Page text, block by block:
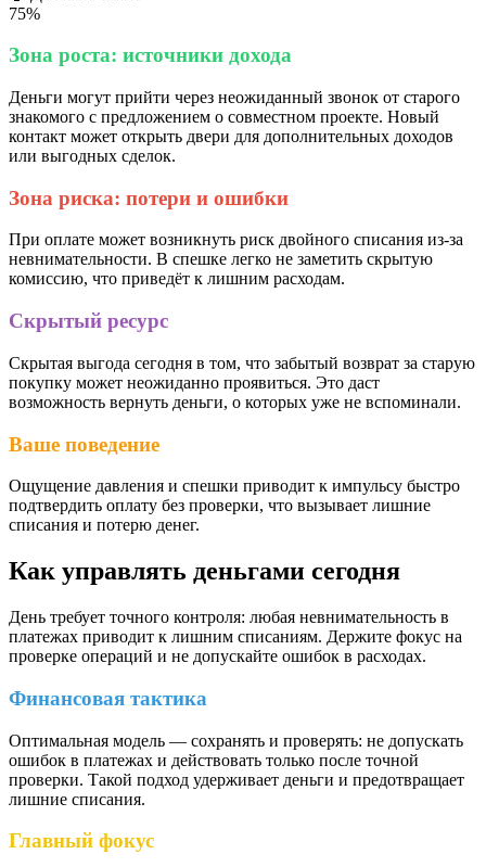
75%
Зона роста: источники дохода
Деньги могут прийти через неожиданный звонок от старого
знакомого с предложением о совместном проекте. Новый
контакт может открыть двери для дополнительных доходов
или выгодных сделок.
Зона риска: потери и ошибки
При оплате может возникнуть риск двойного списания из-за
невнимательности. В спешке легко не заметить скрытую
комиссию, что приведёт к лишним расходам.
Скрытый ресурс
Скрытая выгода сегодня в том, что забытый возврат за старую
покупку может неожиданно проявиться. Это даст
возможность вернуть деньги, о которых уже не вспоминали.
Ваше поведение
Ощущение давления и спешки приводит к импульсу быстро
подтвердить оплату без проверки, что вызывает лишние
списания и потерю денег.
Как управлять деньгами сегодня
День требует точного контроля: любая невнимательность в
платежах приводит к лишним списаниям. Держите фокус на
проверке операций и не допускайте ошибок в расходах.
Финансовая тактика
Оптимальная модель — сохранять и проверять: не допускать
ошибок в платежах и действовать только после точной
проверки. Такой подход удерживает деньги и предотвращает
лишние списания.
Главный фокус